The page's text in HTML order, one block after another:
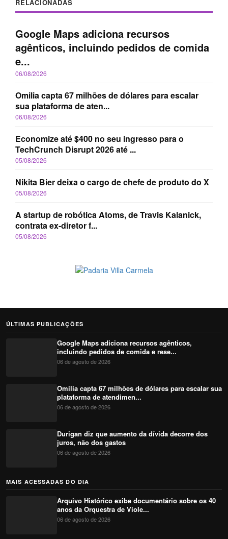
RELACIONADAS
Google Maps adiciona recursos
agênticos, incluindo pedidos de comida
e...
06/08/2026
Omilia capta 67 milhões de dólares para escalar
sua plataforma de aten...
06/08/2026
Economize até $400 no seu ingresso para o
TechCrunch Disrupt 2026 até ...
05/08/2026
Nikita Bier deixa o cargo de chefe de produto do X
05/08/2026
A startup de robótica Atoms, de Travis Kalanick,
contrata ex-diretor f...
05/08/2026
ÚLTIMAS PUBLICAÇÕES
Google Maps adiciona recursos agênticos,
incluindo pedidos de comida e rese...
06 de agosto de 2026
Omilia capta 67 milhões de dólares para escalar sua
plataforma de atendimen...
06 de agosto de 2026
Durigan diz que aumento da dívida decorre dos
juros, não dos gastos
06 de agosto de 2026
MAIS ACESSADAS DO DIA
Arquivo Histórico exibe documentário sobre os 40
anos da Orquestra de Viole...
06 de agosto de 2026